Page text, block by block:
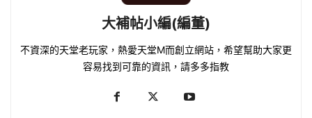
大補帖小編(編董)
不資深的天堂老玩家，熱愛天堂M而創立網站，希望幫助大家更
容易找到可靠的資訊，請多多指教